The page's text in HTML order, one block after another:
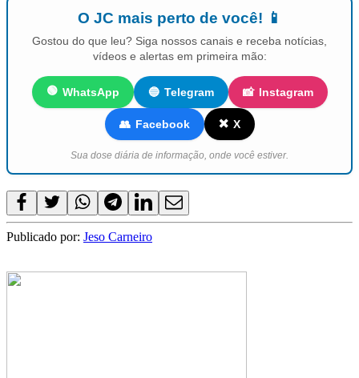
O JC mais perto de você! 📱
Gostou do que leu? Siga nossos canais e receba notícias,
vídeos e alertas em primeira mão:
🟢 WhatsApp 🔵 Telegram 📸 Instagram
👥 Facebook ✖️ X
Sua dose diária de informação, onde você estiver.
Publicado por: Jeso Carneiro